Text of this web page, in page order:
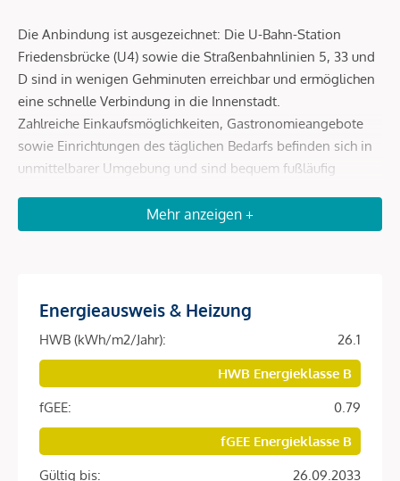
Die Anbindung ist ausgezeichnet: Die U-Bahn-Station
Friedensbrücke (U4) sowie die Straßenbahnlinien 5, 33 und
D sind in wenigen Gehminuten erreichbar und ermöglichen
eine schnelle Verbindung in die Innenstadt.
Zahlreiche Einkaufsmöglichkeiten, Gastronomieangebote
sowie Einrichtungen des täglichen Bedarfs befinden sich in
unmittelbarer Umgebung und sind bequem fußläufig
Erholungs- und Freizeitmöglichkeiten wie der Augarten
sowie kulturelle Einrichtungen runden die hervorragende
Beschreibung *
Diese hochwertig ausgestattete Vorsorgewohnung befindet
sich im fertiggestellten NeubauprojektSOPHIEin begehrter
Lage des 9. Wiener Gemeindebezirks.
Die Einheit überzeugt durch ein modernes Wohnkonzept,
helle Räume und eine angenehme Wohnatmosphäre.
Mehr anzeigen +
Energieausweis & Heizung
HWB (kWh/m2/Jahr):
26.1
HWB Energieklasse B
fGEE:
0.79
fGEE Energieklasse B
Gültig bis:
26.09.2033